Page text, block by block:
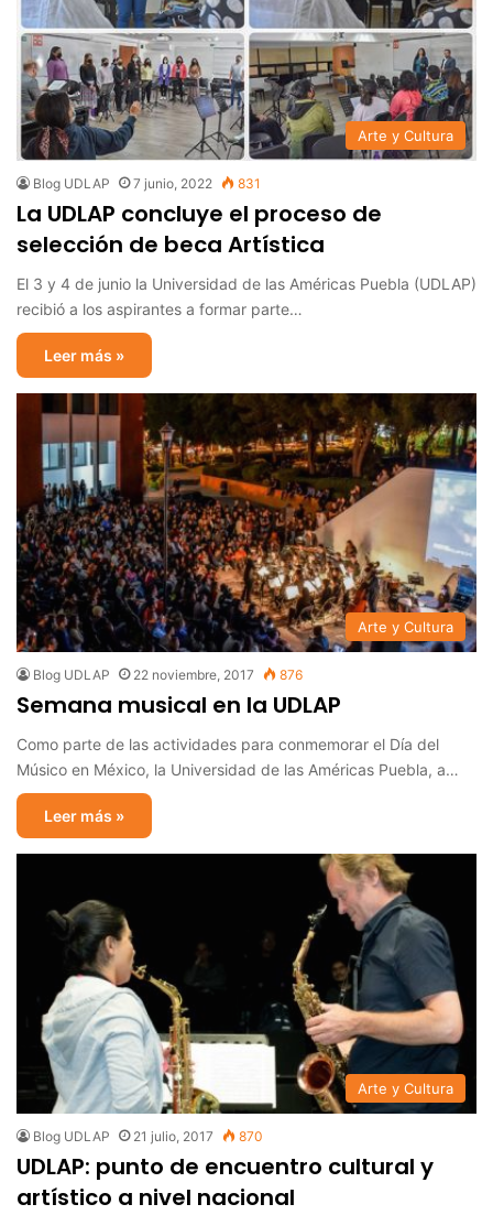
Arte y Cultura
Blog UDLAP 7 junio, 2022 831
La UDLAP concluye el proceso de
selección de beca Artística
El 3 y 4 de junio la Universidad de las Américas Puebla (UDLAP)
recibió a los aspirantes a formar parte…
Leer más »
Arte y Cultura
Blog UDLAP 22 noviembre, 2017 876
Semana musical en la UDLAP
Como parte de las actividades para conmemorar el Día del
Músico en México, la Universidad de las Américas Puebla, a…
Leer más »
Arte y Cultura
Blog UDLAP 21 julio, 2017 870
UDLAP: punto de encuentro cultural y
artístico a nivel nacional